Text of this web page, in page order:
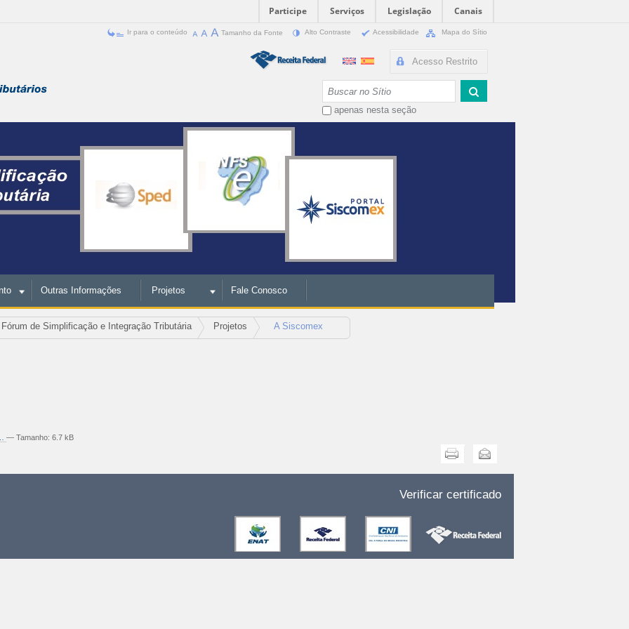
Participe Serviços Legislação
Canais
Ir para o conteúdo Tamanho da Fonte Alto Contraste Acessibilidade Mapa do Sítio
Acesso Restrito
apenas nesta seção
Outras Informações Projetos Fale Conosco
Fórum de Simplificação e Integração Tributária Projetos A Siscomex
— Tamanho: 6.7 kB
Enviar
Verificar certificado